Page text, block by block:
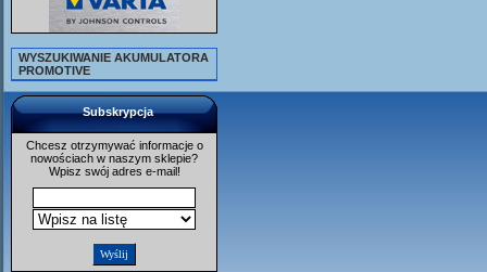
WYSZUKIWANIE AKUMULATORA
PROMOTIVE
Subskrypcja
Chcesz otrzymywać informacje o
nowościach w naszym sklepie?
Wpisz swój adres e-mail!